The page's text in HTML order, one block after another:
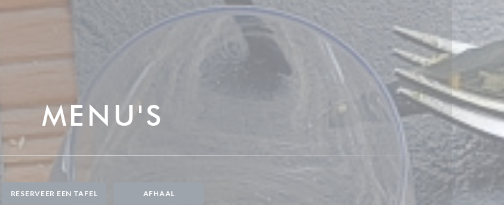
MENU'S
RESERVEER EEN TAFEL AFHAAL